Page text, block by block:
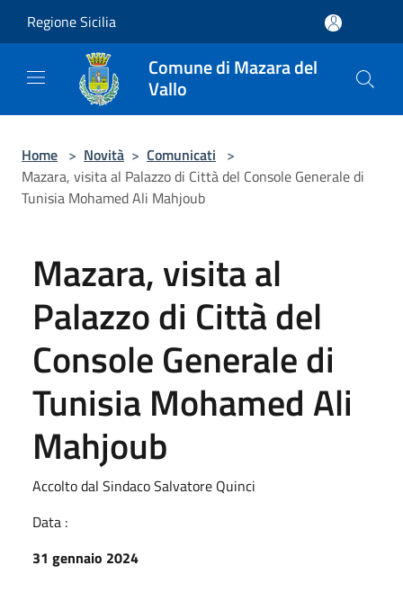
Regione Sicilia
Comune di Mazara del
Vallo
Home > Novità > Comunicati >
Mazara, visita al Palazzo di Città del Console Generale di
Tunisia Mohamed Ali Mahjoub
Mazara, visita al
Palazzo di Città del
Console Generale di
Tunisia Mohamed Ali
Mahjoub
Accolto dal Sindaco Salvatore Quinci
Data :
31 gennaio 2024